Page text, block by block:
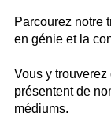
Parcourez notre
en génie et la
Vous y
présentent de
médiums.